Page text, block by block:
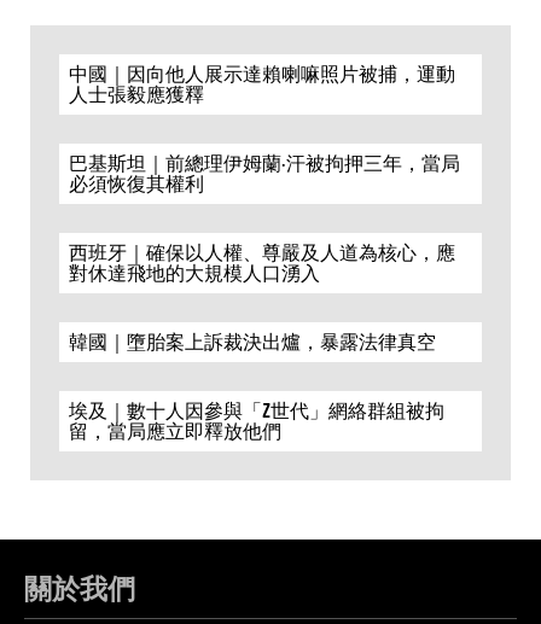
中國｜因向他人展示達賴喇嘛照片被捕，運動
人士張毅應獲釋
巴基斯坦｜前總理伊姆蘭·汗被拘押三年，當局
必須恢復其權利
西班牙｜確保以人權、尊嚴及人道為核心，應
對休達飛地的大規模人口湧入
韓國｜墮胎案上訴裁決出爐，暴露法律真空
埃及｜數十人因參與「Z世代」網絡群組被拘
留，當局應立即釋放他們
關於我們